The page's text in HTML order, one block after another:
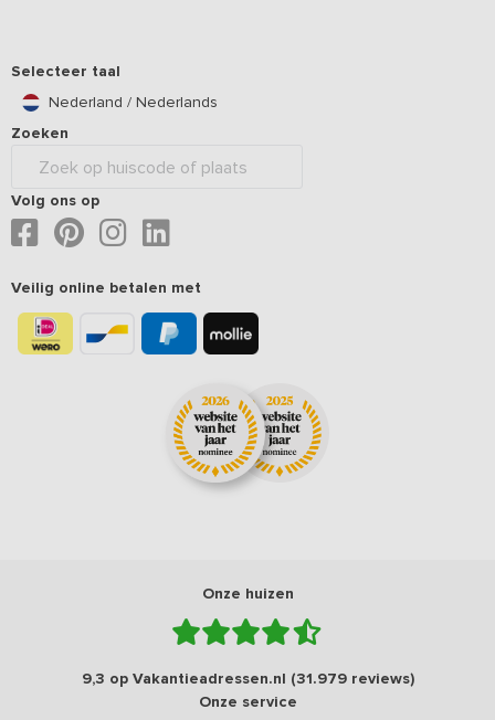
Selecteer taal
Nederland / Nederlands
Zoeken
Volg ons op
Veilig online betalen met
Onze huizen
9,3 op Vakantieadressen.nl (31.979 reviews)
Onze service